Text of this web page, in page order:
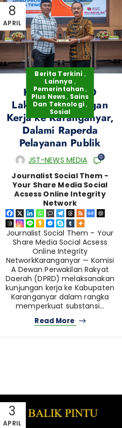
8
APRIL
Berita Terkini ,
Lainnya ,
Pemerintahan ,
Plus News, Sains
Dan Teknologi ,
Sosial
Komisi A DPRD
Lakukan Kunjungan
Kerja ke Karanganyar,
Dalami Raperda
Pelayanan Publik
JST-NEWS MEDIA 0
Journalist Social Them -
Your Share Media Social
Acsess Online Integrity
Network
Journalist Social Them – Your
Share Media Social Acsess
Online Integrity
NetworkKaranganyar — Komisi
A Dewan Perwakilan Rakyat
Daerah (DPRD) melaksanakan
kunjungan kerja ke Kabupaten
Karanganyar dalam rangka
memperkuat substansi…
Read More
3
APRIL